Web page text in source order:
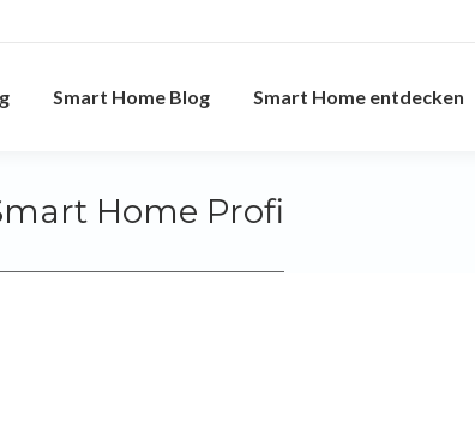
Smart Home Blog Smart Home entdecken
Home Profi